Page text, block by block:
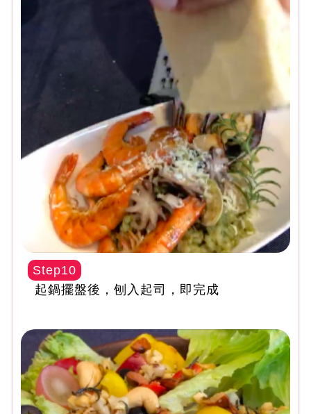
Step10
起鍋擺盤後，刨入起司，即完成